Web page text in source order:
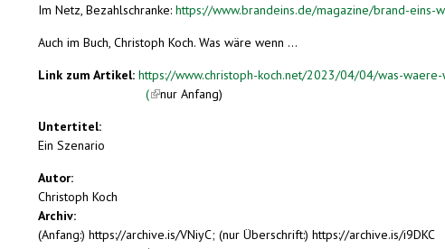
Im Netz, Bezahlschranke: https://www.brandeins.de/magazine/brand-
Auch im Buch, Christoph Koch. Was wäre wenn ...
Link zum Artikel: https://www.christoph-koch.net/2023/04/04/was-
((link is external)
nur Anfang)
Untertitel:
Ein Szenario
Autor:
Christoph Koch
Archiv:
(Anfang:) https://archive.is/VNiyC; (nur Überschrift:) https://archive.is/i9DKC